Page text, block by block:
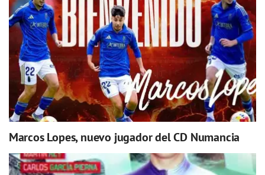
Marcos Lopes, nuevo jugador del CD Numancia